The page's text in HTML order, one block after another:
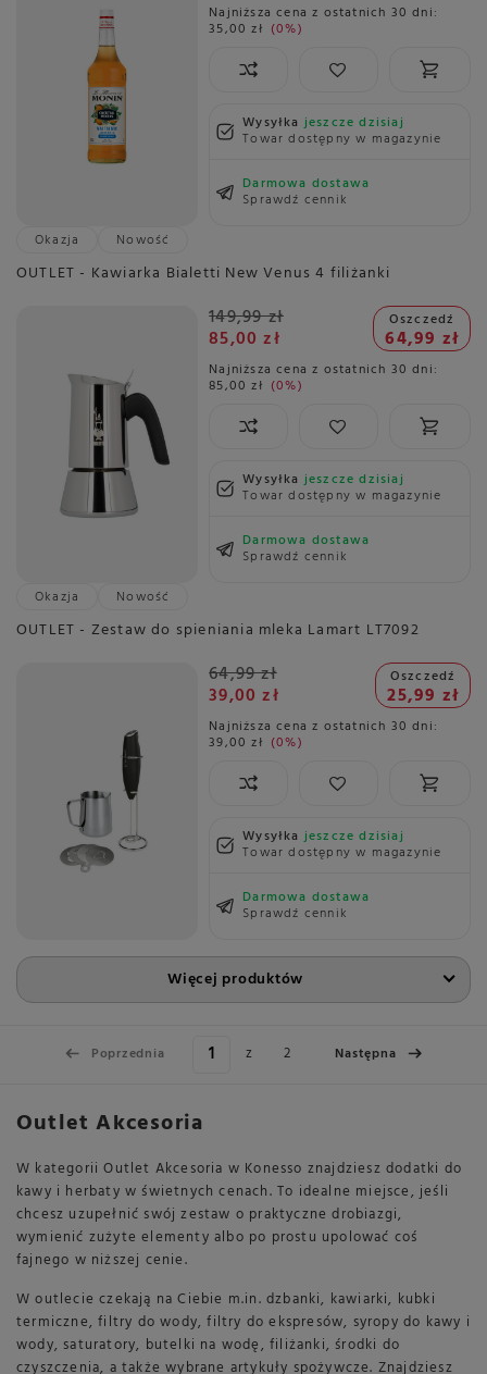
Najniższa cena z ostatnich 30 dni:
35,00 zł 0%
Wysyłkajeszcze dzisiaj
Towar dostępny w magazynie
Darmowa dostawa
Sprawdź cennik
Okazja
Nowość
OUTLET - Kawiarka Bialetti New Venus 4 filiżanki
149,99 zł
85,00 zł
Oszczedź
64,99 zł
Najniższa cena z ostatnich 30 dni:
85,00 zł 0%
Wysyłkajeszcze dzisiaj
Towar dostępny w magazynie
Darmowa dostawa
Sprawdź cennik
Okazja
Nowość
OUTLET - Zestaw do spieniania mleka Lamart LT7092
64,99 zł
39,00 zł
Oszczedź
25,99 zł
Najniższa cena z ostatnich 30 dni:
39,00 zł 0%
Wysyłkajeszcze dzisiaj
Towar dostępny w magazynie
Darmowa dostawa
Sprawdź cennik
Więcej produktów
Poprzednia z 2 Następna
Outlet Akcesoria
W kategorii Outlet Akcesoria w Konesso znajdziesz dodatki do
kawy i herbaty w świetnych cenach. To idealne miejsce, jeśli
chcesz uzupełnić swój zestaw o praktyczne drobiazgi,
wymienić zużyte elementy albo po prostu upolować coś
fajnego w niższej cenie.
W outlecie czekają na Ciebie m.in. dzbanki, kawiarki, kubki
termiczne, filtry do wody, filtry do ekspresów, syropy do kawy i
wody, saturatory, butelki na wodę, filiżanki, środki do
czyszczenia, a także wybrane artykuły spożywcze. Znajdziesz